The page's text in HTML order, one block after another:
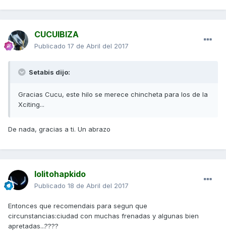
CUCUIBIZA
Publicado 17 de Abril del 2017
Setabis dijo:
Gracias Cucu, este hilo se merece chincheta para los de la
Xciting...
De nada, gracias a ti. Un abrazo
lolitohapkido
Publicado 18 de Abril del 2017
Entonces que recomendais para segun que
circunstancias:ciudad con muchas frenadas y algunas bien
apretadas...????